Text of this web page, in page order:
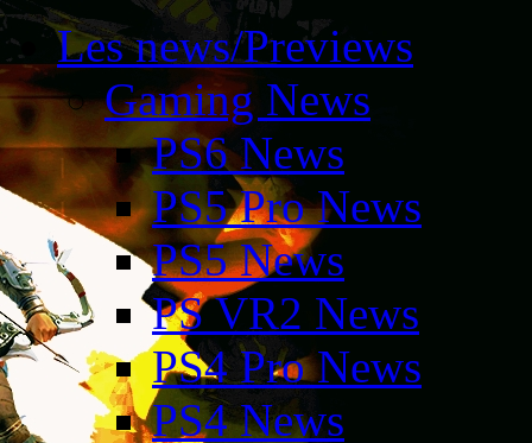
Les news/Previews
Gaming News
PS6 News
PS5 Pro News
PS5 News
PS VR2 News
PS4 Pro News
PS4 News